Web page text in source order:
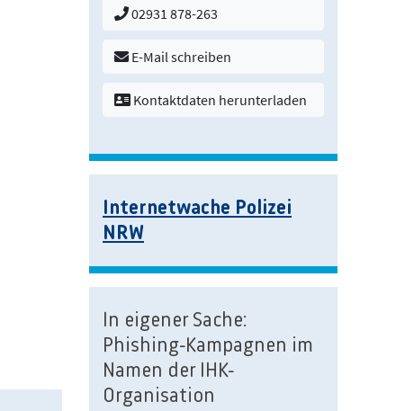
02931 878-263
E-Mail schreiben
Kontaktdaten herunterladen
Internetwache Polizei
NRW
In eigener Sache:
Phishing-Kampagnen im
Namen der IHK-
Organisation